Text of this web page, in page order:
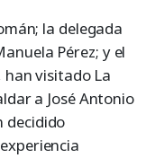
la delegada
Pérez; y el
han visitado La
a José Antonio
decidido